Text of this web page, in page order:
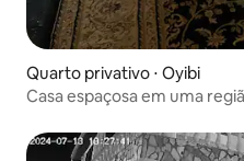
Quarto privativo ⋅ Oyibi
Casa espaçosa em uma